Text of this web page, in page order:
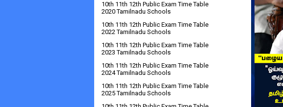
10th 11th 12th Public Exam Time Table
2020 Tamilnadu Schools
10th 11th 12th Public Exam Time Table
2022 Tamilnadu Schools
10th 11th 12th Public Exam Time Table
2023 Tamilnadu Schools
10th 11th 12th Public Exam Time Table
2024 Tamilnadu Schools
10th 11th 12th Public Exam Time Table
2025 Tamilnadu Schools